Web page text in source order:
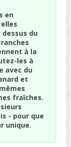
en
du
à la
les à
avec du
et
fraîches.
- pour que
unique.